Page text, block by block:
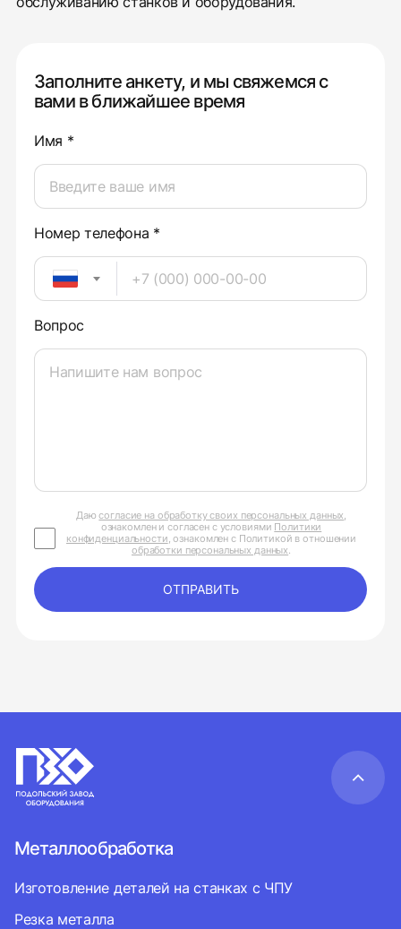
Заполните анкету, и мы свяжемся с
вами в ближайшее время
Имя *
Номер телефона *
Вопрос
Даюсогласие на обработку своих персональных данных,
ознакомлен и согласен с условиями Политики
конфиденциальности, ознакомлен с Политикой в отношении
обработки персональных данных.
ОТПРАВИТЬ
Металлообработка
Изготовление деталей на станках с ЧПУ
Резка металла